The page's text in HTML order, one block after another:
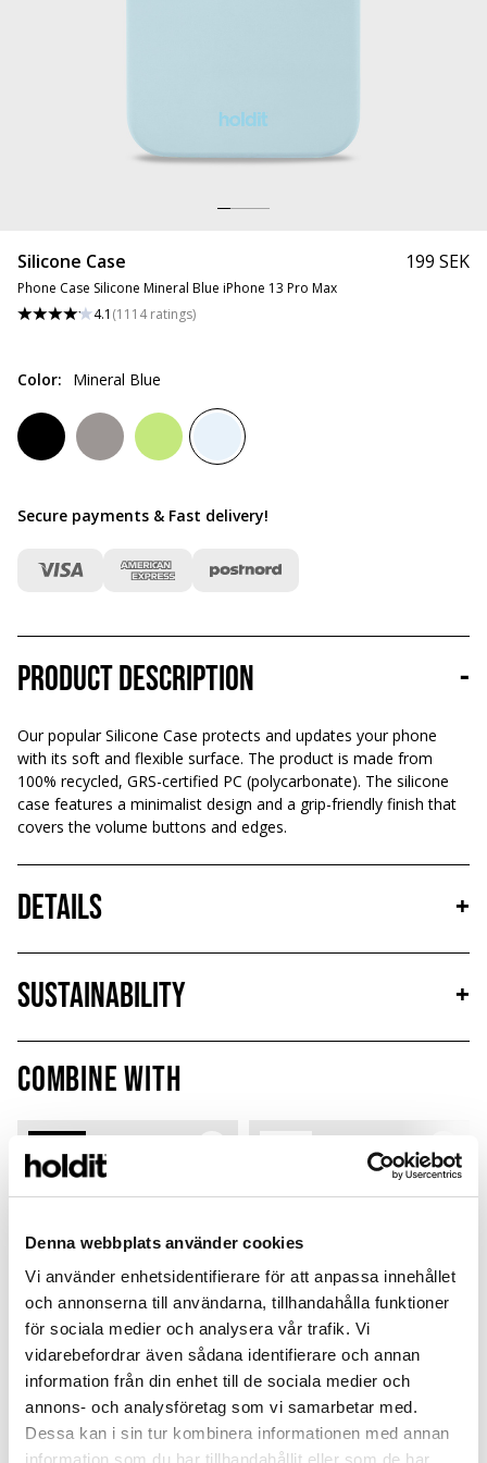
Denna webbplats använder cookies
Vi använder enhetsidentifierare för att anpassa innehållet
och annonserna till användarna, tillhandahålla funktioner
för sociala medier och analysera vår trafik. Vi
vidarebefordrar även sådana identifierare och annan
information från din enhet till de sociala medier och
annons- och analysföretag som vi samarbetar med.
Dessa kan i sin tur kombinera informationen med annan
information som du har tillhandahållit eller som de har
Silicone Case
Phone Case Silicone Mineral Blue iPhone 13 Pro Max
4.1 (1114 ratings)
199 SEK
Color: Mineral Blue
Secure payments & Fast delivery!
Product description -
Our popular Silicone Case protects and updates your phone
with its soft and flexible surface. The product is made from
100% recycled, GRS-certified PC (polycarbonate). The silicone
case features a minimalist design and a grip-friendly finish that
covers the volume buttons and edges.
Details +
Sustainability
+
Combine with
Card Holder Silicone Case
Sky Blue